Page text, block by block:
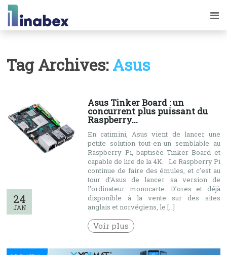
Tag Archives: Asus
24
JAN
Asus Tinker Board : un
concurrent plus puissant du
Raspberry...
En catimini, Asus vient de lancer une
petite solution tout-en-un semblable au
Raspberry Pi, baptisée Tinker Board et
capable de lire de la 4K. Le Raspberry Pi
continue de faire des émules, et c’est au
tour d’Asus de lancer sa version de
l’ordinateur monocarte. D’ores et déjà
disponible à la vente sur des sites
anglais et norvégiens, le […]
Voir plus